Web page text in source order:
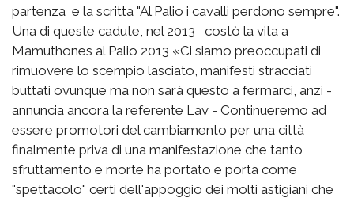
partenza e la scritta "Al Palio i cavalli perdono sempre".
Una di queste cadute, nel 2013 costò la vita a
Mamuthones al Palio 2013 «Ci siamo preoccupati di
rimuovere lo scempio lasciato, manifesti stracciati
buttati ovunque ma non sarà questo a fermarci, anzi -
annuncia ancora la referente Lav - Continueremo ad
essere promotori del cambiamento per una città
finalmente priva di una manifestazione che tanto
sfruttamento e morte ha portato e porta come
"spettacolo" certi dell'appoggio dei molti astigiani che